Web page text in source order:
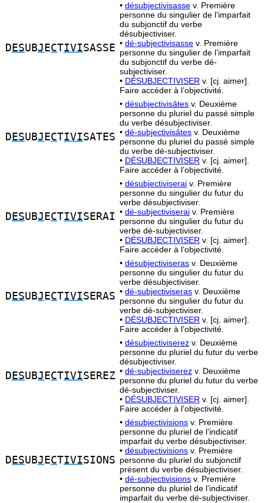
D ESUBJ ECTIVISASSE
• désubjectivisasse v. Première
personne du singulier de l’imparfait
du subjonctif du verbe
désubjectiviser.
• dé-subjectivisasse v. Première
personne du singulier de l’imparfait
du subjonctif du verbe dé-
subjectiviser.
• DÉSUBJECTIVISER v. [cj. aimer].
Faire accéder à l’objectivité.
D ESUBJ ECTIVISATES
• désubjectivisâtes v. Deuxième
personne du pluriel du passé simple
du verbe désubjectiviser.
• dé-subjectivisâtes v. Deuxième
personne du pluriel du passé simple
du verbe dé-subjectiviser.
• DÉSUBJECTIVISER v. [cj. aimer].
Faire accéder à l’objectivité.
D ESUBJ ECTIVISERAI
• désubjectiviserai v. Première
personne du singulier du futur du
verbe désubjectiviser.
• dé-subjectiviserai v. Première
personne du singulier du futur du
verbe dé-subjectiviser.
• DÉSUBJECTIVISER v. [cj. aimer].
Faire accéder à l’objectivité.
D ESUBJ ECTIVISERAS
• désubjectiviseras v. Deuxième
personne du singulier du futur du
verbe désubjectiviser.
• dé-subjectiviseras v. Deuxième
personne du singulier du futur du
verbe dé-subjectiviser.
• DÉSUBJECTIVISER v. [cj. aimer].
Faire accéder à l’objectivité.
D ESUBJ ECTIVISEREZ
• désubjectiviserez v. Deuxième
personne du pluriel du futur du verbe
désubjectiviser.
• dé-subjectiviserez v. Deuxième
personne du pluriel du futur du verbe
dé-subjectiviser.
• DÉSUBJECTIVISER v. [cj. aimer].
Faire accéder à l’objectivité.
D ESUBJ ECTIVISIONS
• désubjectivisions v. Première
personne du pluriel de l’indicatif
imparfait du verbe désubjectiviser.
• désubjectivisions v. Première
personne du pluriel du subjonctif
présent du verbe désubjectiviser.
• dé-subjectivisions v. Première
personne du pluriel de l’indicatif
imparfait du verbe dé-subjectiviser.